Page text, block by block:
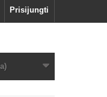
Prisijungti